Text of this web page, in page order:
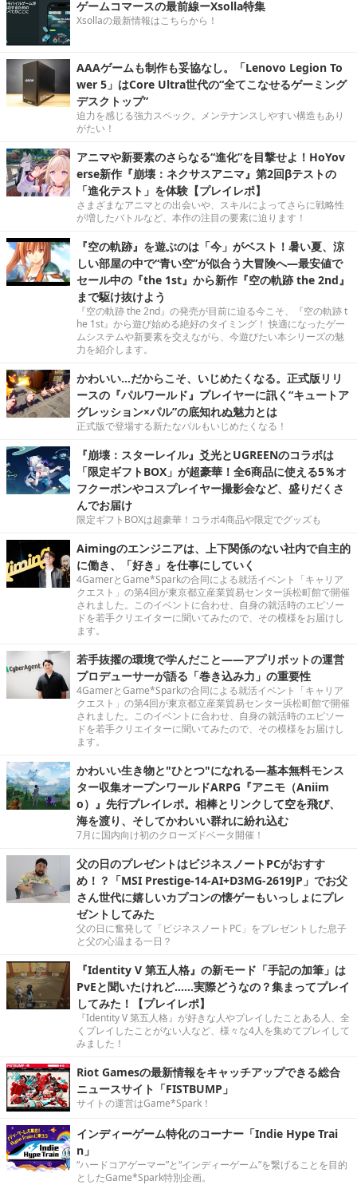
ゲームコマースの最前線ーXsolla特集
Xsollaの最新情報はこちらから！
AAAゲームも制作も妥協なし。「Lenovo Legion To
wer 5」はCore Ultra世代の“全てこなせるゲーミング
デスクトップ”
迫力を感じる強力スペック。メンテナンスしやすい構造もあり
がたい！
アニマや新要素のさらなる“進化”を目撃せよ！HoYov
erse新作『崩壊：ネクサスアニマ』第2回βテストの
「進化テスト」を体験【プレイレポ】
さまざまなアニマとの出会いや、スキルによってさらに戦略性
が増したバトルなど、本作の注目の要素に迫ります！
『空の軌跡』を遊ぶのは「今」がベスト！暑い夏、涼
しい部屋の中で“青い空”が似合う大冒険へ―最安値で
セール中の『the 1st』から新作『空の軌跡 the 2nd』
まで駆け抜けよう
『空の軌跡 the 2nd』の発売が目前に迫る今こそ、『空の軌跡 t
he 1st』から遊び始める絶好のタイミング！ 快適になったゲー
ムシステムや新要素を交えながら、今遊びたい本シリーズの魅
力を紹介します。
かわいい…だからこそ、いじめたくなる。正式版リリ
ースの『パルワールド』プレイヤーに訊く“キュートア
グレッション×パル”の底知れぬ魅力とは
正式版で登場する新たなパルもいじめたくなる！
『崩壊：スターレイル』爻光とUGREENのコラボは
「限定ギフトBOX」が超豪華！全6商品に使える5％オ
フクーポンやコスプレイヤー撮影会など、盛りだくさ
んでお届け
限定ギフトBOXは超豪華！コラボ4商品や限定でグッズも
Aimingのエンジニアは、上下関係のない社内で自主的
に働き、「好き」を仕事にしていく
4GamerとGame*Sparkの合同による就活イベント「キャリア
クエスト」の第4回が東京都立産業貿易センター浜松町館で開催
されました。このイベントに合わせ、自身の就活時のエピソー
ドを若手クリエイターに聞いてみたので、その模様をお届けし
ます。
若手抜擢の環境で学んだこと――アプリボットの運営
プロデューサーが語る「巻き込み力」の重要性
4GamerとGame*Sparkの合同による就活イベント「キャリア
クエスト」の第4回が東京都立産業貿易センター浜松町館で開催
されました。このイベントに合わせ、自身の就活時のエピソー
ドを若手クリエイターに聞いてみたので、その模様をお届けし
ます。
かわいい生き物と"ひとつ"になれる―基本無料モンス
ター収集オープンワールドARPG『アニモ（Aniim
o）』先行プレイレポ。相棒とリンクして空を飛び、
海を渡り、そしてかわいい群れに紛れ込む
7月に国内向け初のクローズドベータ開催！
父の日のプレゼントはビジネスノートPCがおすす
め！？「MSI Prestige-14-AI+D3MG-2619JP」でお父
さん世代に嬉しいカプコンの懐ゲーもいっしょにプレ
ゼントしてみた
父の日に奮発して「ビジネスノートPC」をプレゼントした息子
と父の心温まる一日？
『Identity V 第五人格』の新モード「手記の加筆」は
PvEと聞いたけれど……実際どうなの？集まってプレイ
してみた！【プレイレポ】
『Identity V 第五人格』が好きな人やプレイしたことある人、全
くプレイしたことがない人など、様々な4人を集めてプレイして
みました！
Riot Gamesの最新情報をキャッチアップできる総合
ニュースサイト「FISTBUMP」
サイトの運営はGame*Spark！
インディーゲーム特化のコーナー「Indie Hype Trai
n」
“ハードコアゲーマー”と“インディーゲーム”を繋げることを目的
としたGame*Spark特別企画。